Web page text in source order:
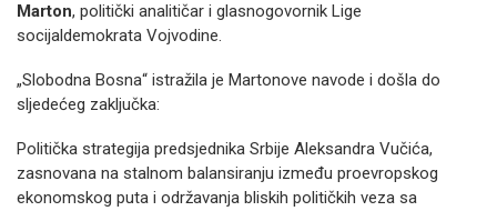
Marton, politički analitičar i glasnogovornik Lige
socijaldemokrata Vojvodine.
„Slobodna Bosna“ istražila je Martonove navode i došla do
sljedećeg zaključka:
Politička strategija predsjednika Srbije Aleksandra Vučića,
zasnovana na stalnom balansiranju između proevropskog
ekonomskog puta i održavanja bliskih političkih veza sa